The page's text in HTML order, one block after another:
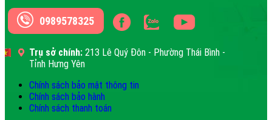
0989578325
Trụ sở chính: 213 Lê Quý Đôn - Phường Thái Bình -
Tỉnh Hưng Yên
Chính sách bảo mật thông tin
Chính sách bảo hành
Chính sách thanh toán